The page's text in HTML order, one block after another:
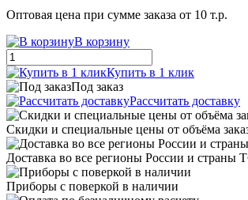
Оптовая цена при сумме заказа от 10 т.р.
В корзину
Купить в 1 клик
Под заказ
Рассчитать доставку
Скидки и специальные цены от объёма
Доставка во все регионы России и страны
Приборы с поверкой в наличии